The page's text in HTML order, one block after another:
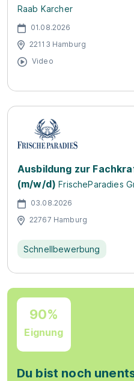
Raab Karcher
01.08.2026
22113 Hamburg
Video
Ausbildung zur
(m/w/d) FrischeParadies
03.08.2026
22767 Hamburg
Schnellbewerbung
90%
Eignung
Du bist noch